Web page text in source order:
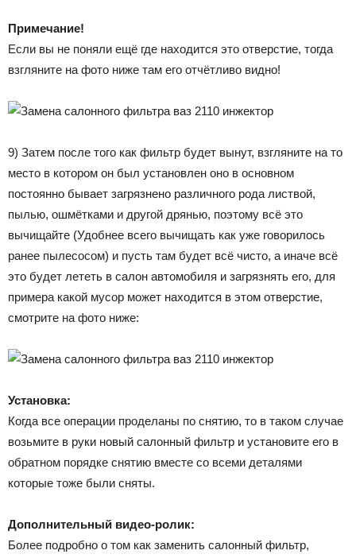
Примечание!
Если вы не поняли ещё где находится это отверстие, тогда
взгляните на фото ниже там его отчётливо видно!
9) Затем после того как фильтр будет вынут, взгляните на то
место в котором он был установлен оно в основном
постоянно бывает загрязнено различного рода листвой,
пылью, ошмётками и другой дрянью, поэтому всё это
вычищайте (Удобнее всего вычищать как уже говорилось
ранее пылесосом) и пусть там будет всё чисто, а иначе всё
это будет лететь в салон автомобиля и загрязнять его, для
примера какой мусор может находится в этом отверстие,
смотрите на фото ниже:
Установка:
Когда все операции проделаны по снятию, то в таком случае
возьмите в руки новый салонный фильтр и установите его в
обратном порядке снятию вместе со всеми деталями
которые тоже были сняты.
Дополнительный видео-ролик:
Более подробно о том как заменить салонный фильтр,